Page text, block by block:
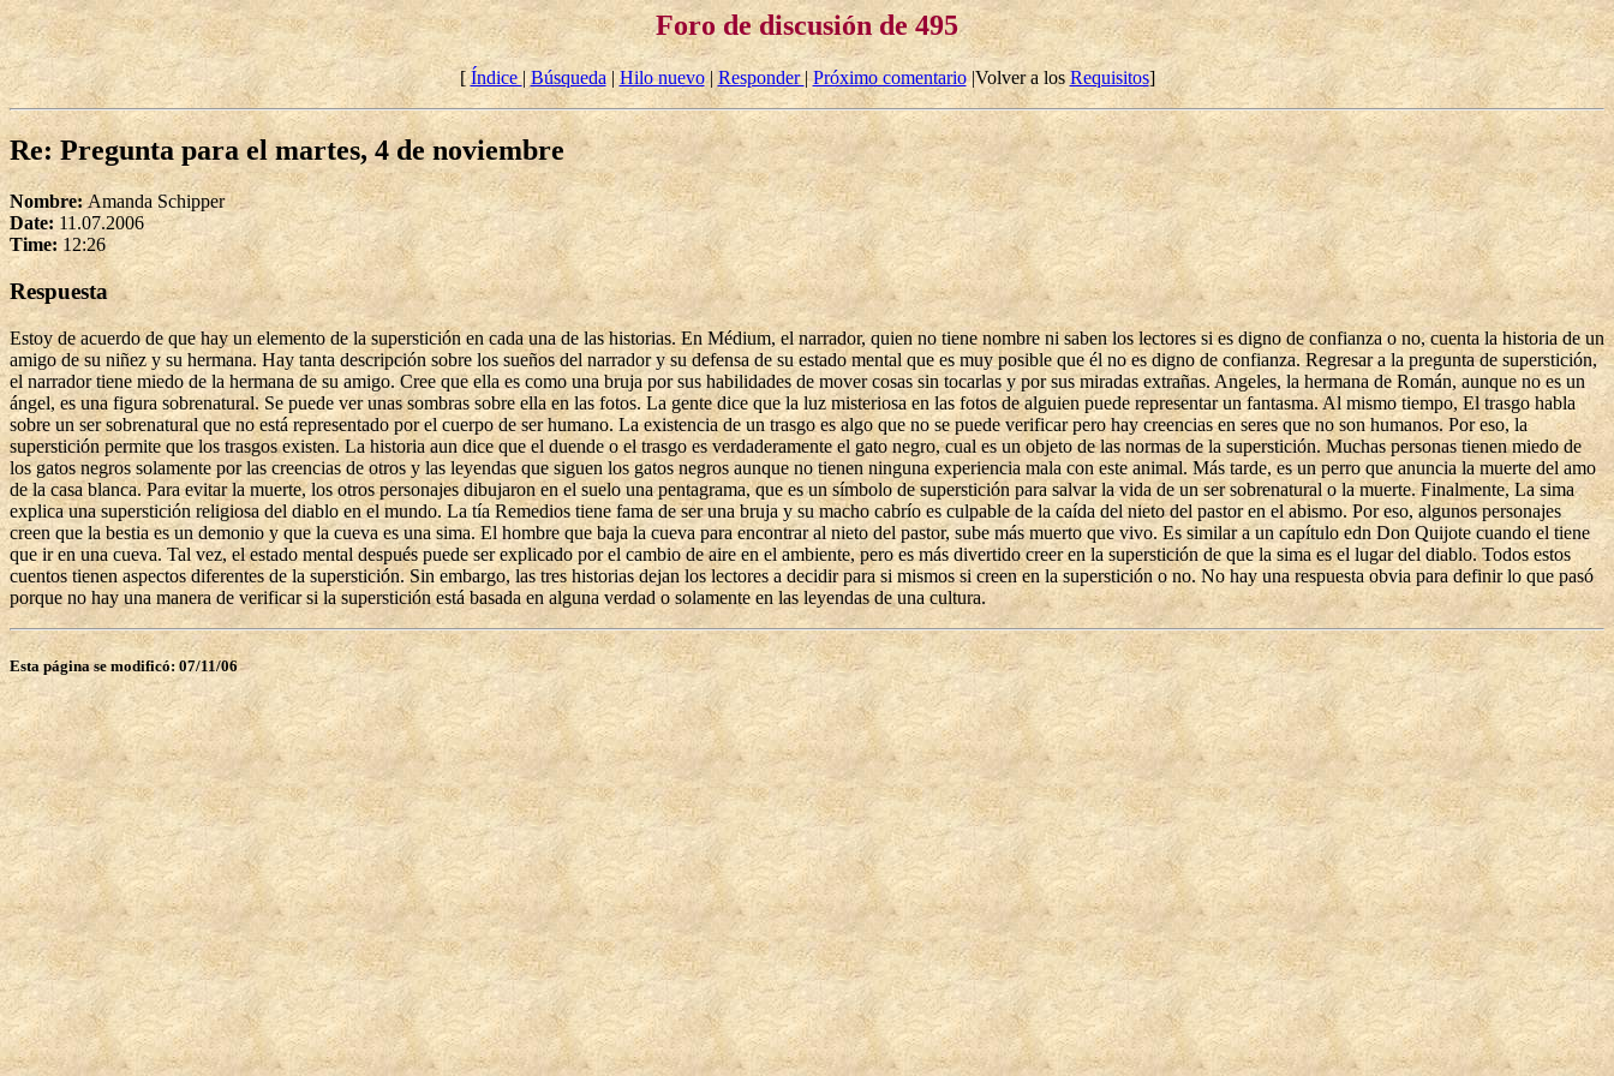
Foro de discusión de 495
[Índice| Búsqueda|Hilo nuevo| Responder|Próximo comentario|Volver a losRequisitos]
Re: Pregunta para el martes, 4 de noviembre
Nombre:Amanda Schipper
Date: 11.07.2006
Time: 12:26
Respuesta
Estoy de acuerdo de que hay un elemento de la superstición en cada una de las historias. En Médium, el narrador, quien no tiene nombre ni saben los lectores si es digno de confianza o no, cuenta la historia de un
amigo de su niñez y su hermana. Hay tanta descripción sobre los sueños del narrador y su defensa de su estado mental que es muy posible que él no es digno de confianza. Regresar a la pregunta de superstición,
el narrador tiene miedo de la hermana de su amigo. Cree que ella es como una bruja por sus habilidades de mover cosas sin tocarlas y por sus miradas extrañas. Angeles, la hermana de Román, aunque no es un
ángel, es una figura sobrenatural. Se puede ver unas sombras sobre ella en las fotos. La gente dice que la luz misteriosa en las fotos de alguien puede representar un fantasma. Al mismo tiempo, El trasgo habla
sobre un ser sobrenatural que no está representado por el cuerpo de ser humano. La existencia de un trasgo es algo que no se puede verificar pero hay creencias en seres que no son humanos. Por eso, la
superstición permite que los trasgos existen. La historia aun dice que el duende o el trasgo es verdaderamente el gato negro, cual es un objeto de las normas de la superstición. Muchas personas tienen miedo de
los gatos negros solamente por las creencias de otros y las leyendas que siguen los gatos negros aunque no tienen ninguna experiencia mala con este animal. Más tarde, es un perro que anuncia la muerte del amo
de la casa blanca. Para evitar la muerte, los otros personajes dibujaron en el suelo una pentagrama, que es un símbolo de superstición para salvar la vida de un ser sobrenatural o la muerte. Finalmente, La sima
explica una superstición religiosa del diablo en el mundo. La tía Remedios tiene fama de ser una bruja y su macho cabrío es culpable de la caída del nieto del pastor en el abismo. Por eso, algunos personajes
creen que la bestia es un demonio y que la cueva es una sima. El hombre que baja la cueva para encontrar al nieto del pastor, sube más muerto que vivo. Es similar a un capítulo edn Don Quijote cuando el tiene
que ir en una cueva. Tal vez, el estado mental después puede ser explicado por el cambio de aire en el ambiente, pero es más divertido creer en la superstición de que la sima es el lugar del diablo. Todos estos
cuentos tienen aspectos diferentes de la superstición. Sin embargo, las tres historias dejan los lectores a decidir para si mismos si creen en la superstición o no. No hay una respuesta obvia para definir lo que pasó
porque no hay una manera de verificar si la superstición está basada en alguna verdad o solamente en las leyendas de una cultura.
Esta página se modificó: 07/11/06